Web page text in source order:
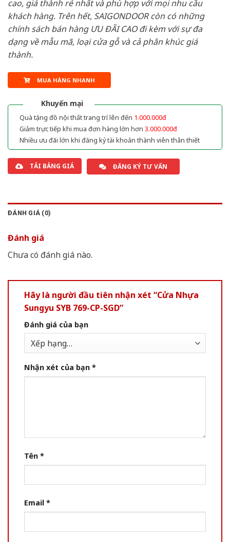
cao, giá thành rẻ nhất và phù hợp với mọi nhu cầu
khách hàng. Trên hết, SAIGONDOOR còn có những
chính sách bán hàng ƯU ĐÃI CAO đi kèm với sự đa
dạng về mẫu mã, loại cửa gỗ và cả phân khúc giá
thành.
MUA HÀNG NHANH
Khuyến mại
Quà tặng đồ nội thất trang trí lên đến 1.000.000đ
Giảm trực tiếp khi mua đơn hàng lớn hơn 3.000.000đ
Nhiều ưu đãi lớn khi đăng ký tài khoản thành viên thân thiết
TẢI BẢNG GIÁ ĐĂNG KÝ TƯ VẤN
ĐÁNH GIÁ (0)
Đánh giá
Chưa có đánh giá nào.
Hãy là người đầu tiên nhận xét “Cửa Nhựa
Sungyu SYB 769-CP-SGD”
Đánh giá của bạn
Nhận xét của bạn *
Tên *
Email *